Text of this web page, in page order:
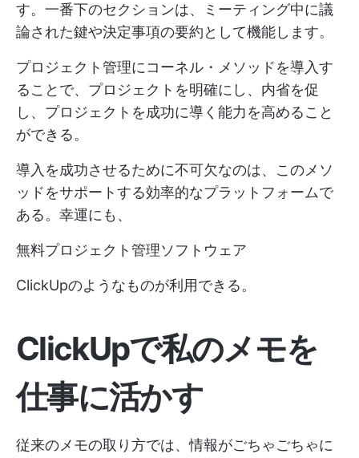
す。一番下のセクションは、ミーティング中に議
論された鍵や決定事項の要約として機能します。
プロジェクト管理にコーネル・メソッドを導入す
ることで、プロジェクトを明確にし、内省を促
し、プロジェクトを成功に導く能力を高めること
ができる。
導入を成功させるために不可欠なのは、このメソ
ッドをサポートする効率的なプラットフォームで
ある。幸運にも、
無料プロジェクト管理ソフトウェア
ClickUpのようなものが利用できる。
ClickUpで私のメモを
仕事に活かす
従来のメモの取り方では、情報がごちゃごちゃに